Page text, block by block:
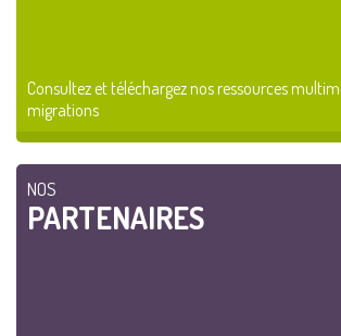
Consultez et téléchargez nos ressources
migrations
NOS
PARTENAIRES